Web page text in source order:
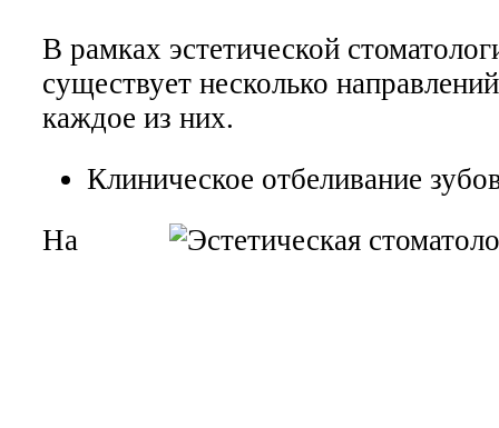
В рамках эстетической
существует несколько
каждое из них.
Клиническое отбеливание
На